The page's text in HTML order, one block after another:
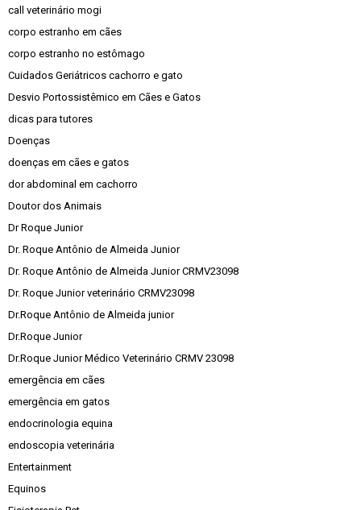
call veterinário mogi
corpo estranho em cães
corpo estranho no estômago
Cuidados Geriátricos cachorro e gato
Desvio Portossistêmico em Cães e Gatos
dicas para tutores
Doenças
doenças em cães e gatos
dor abdominal em cachorro
Doutor dos Animais
Dr Roque Junior
Dr. Roque Antônio de Almeida Junior
Dr. Roque Antônio de Almeida Junior CRMV23098
Dr. Roque Junior veterinário CRMV23098
Dr.Roque Antônio de Almeida junior
Dr.Roque Junior
Dr.Roque Junior Médico Veterinário CRMV 23098
emergência em cães
emergência em gatos
endocrinologia equina
endoscopia veterinária
Entertainment
Equinos